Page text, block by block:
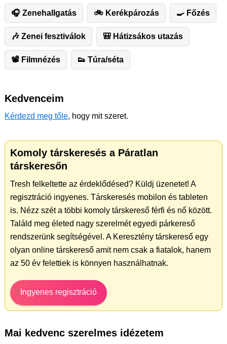
🎧 Zenehallgatás 🚲 Kerékpározás 🍳 Főzés
🎶 Zenei fesztiválok 🎒 Hátizsákos utazás
📽 Filmnézés 👟 Túra/séta
Kedvenceim
Kérdezd meg tőle, hogy mit szeret.
Komoly társkeresés a Páratlan
társkeresőn
Tresh felkeltette az érdeklődésed? Küldj üzenetet! A
regisztráció ingyenes. Társkeresés mobilon és tableten
is. Nézz szét a többi komoly társkereső férfi és nő között.
Találd meg életed nagy szerelmét egyedi párkereső
rendszerünk segítségével. A Keresztény társkereső egy
olyan online társkereső amit nem csak a fiatalok, hanem
az 50 év felettiek is könnyen használhatnak.
Ingyenes regisztráció
Mai kedvenc szerelmes idézetem